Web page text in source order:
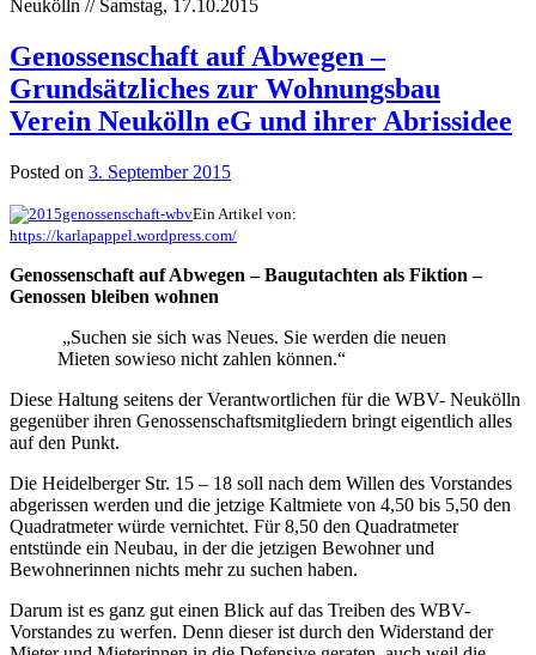
Neukölln // Samstag, 17.10.2015
Genossenschaft auf Abwegen –
Grundsätzliches zur Wohnungsbau
Verein Neukölln eG und ihrer Abrissidee
Posted on 3. September 2015
Ein Artikel von:
https://karlapappel.wordpress.com/
Genossenschaft auf Abwegen – Baugutachten als Fiktion –
Genossen bleiben wohnen
„Suchen sie sich was Neues. Sie werden die neuen
Mieten sowieso nicht zahlen können.“
Diese Haltung seitens der Verantwortlichen für die WBV- Neukölln
gegenüber ihren Genossenschaftsmitgliedern bringt eigentlich alles
auf den Punkt.
Die Heidelberger Str. 15 – 18 soll nach dem Willen des Vorstandes
abgerissen werden und die jetzige Kaltmiete von 4,50 bis 5,50 den
Quadratmeter würde vernichtet. Für 8,50 den Quadratmeter
entstünde ein Neubau, in der die jetzigen Bewohner und
Bewohnerinnen nichts mehr zu suchen haben.
Darum ist es ganz gut einen Blick auf das Treiben des WBV-
Vorstandes zu werfen. Denn dieser ist durch den Widerstand der